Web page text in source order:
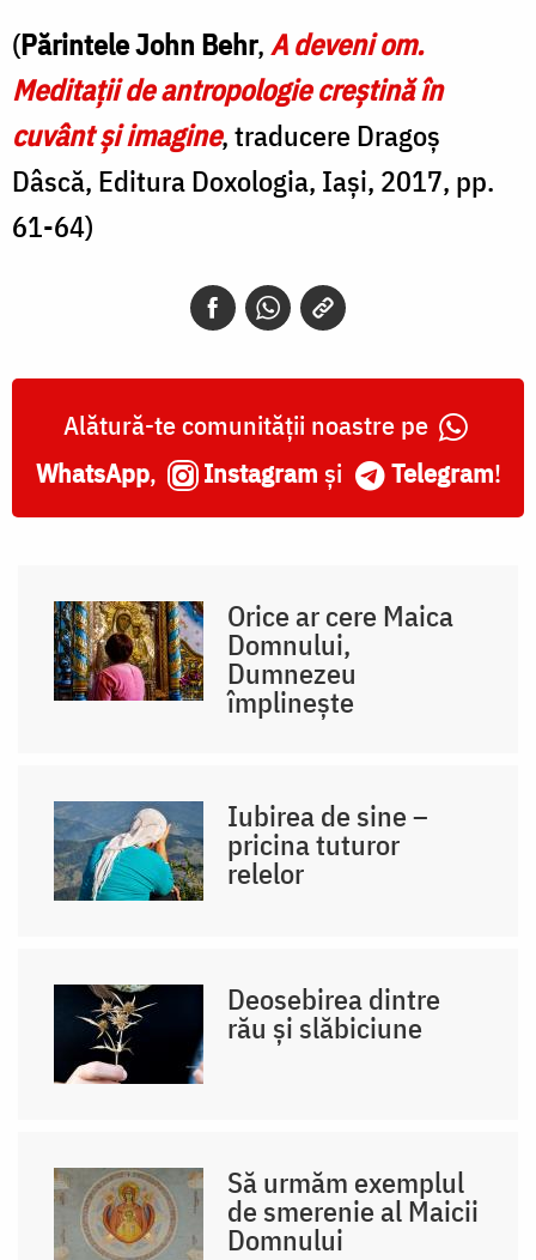
(Părintele John Behr,A deveni om.
Meditații de antropologie creștină în
cuvânt și imagine, traducere Dragoș
Dâscă, Editura Doxologia, Iași, 2017, pp.
61-64)
Alătură-te comunității noastre pe
WhatsApp, Instagram și Telegram!
Orice ar cere Maica
Domnului,
Dumnezeu
împlinește
Iubirea de sine –
pricina tuturor
relelor
Deosebirea dintre
rău și slăbiciune
Să urmăm exemplul
de smerenie al Maicii
Domnului